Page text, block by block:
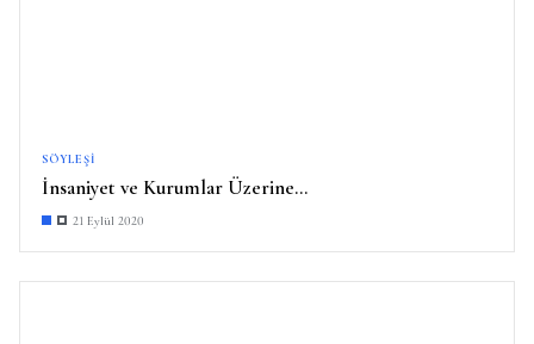
SÖYLEŞI
İnsaniyet ve Kurumlar Üzerine…
21 Eylül 2020